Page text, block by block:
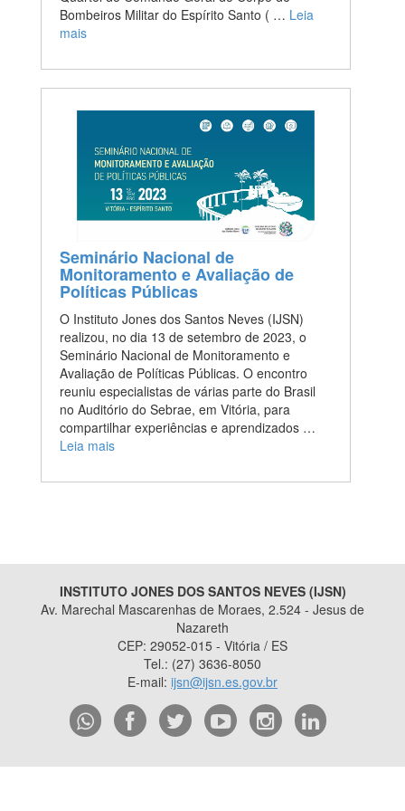
Bombeiros Militar do Espírito Santo ( … Leia
mais
Seminário Nacional de
Monitoramento e Avaliação de
Políticas Públicas
O Instituto Jones dos Santos Neves (IJSN)
realizou, no dia 13 de setembro de 2023, o
Seminário Nacional de Monitoramento e
Avaliação de Políticas Públicas. O encontro
reuniu especialistas de várias parte do Brasil
no Auditório do Sebrae, em Vitória, para
compartilhar experiências e aprendizados …
Leia mais
INSTITUTO JONES DOS SANTOS NEVES (IJSN)
Av. Marechal Mascarenhas de Moraes, 2.524 - Jesus de
Nazareth
CEP: 29052-015 - Vitória / ES
Tel.: (27) 3636-8050
E-mail: ijsn@ijsn.es.gov.br